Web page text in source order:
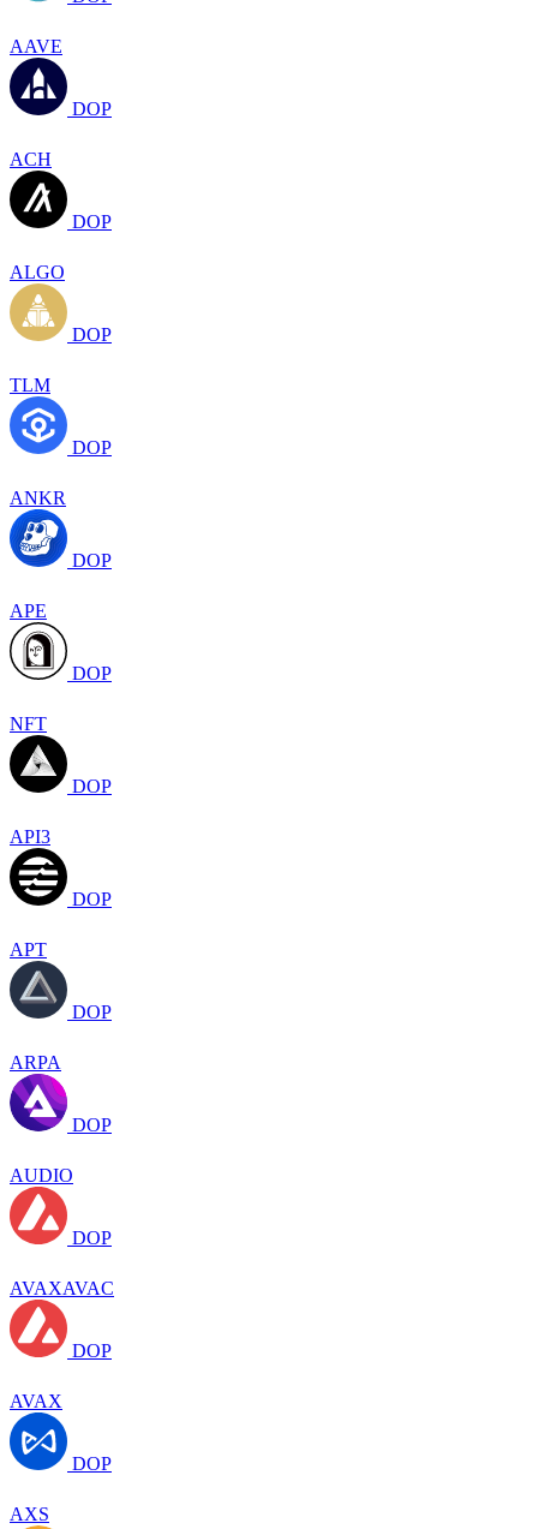
AAVE
DOP
ACH
DOP
ALGO
DOP
TLM
DOP
ANKR
DOP
APE
DOP
NFT
DOP
API3
DOP
APT
DOP
ARPA
DOP
AUDIO
DOP
AVAXAVAC
DOP
AVAX
DOP
AXS